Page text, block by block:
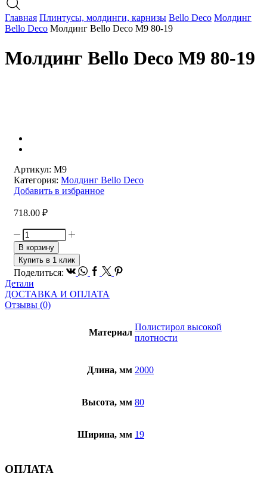
Главная Плинтусы, молдинги, карнизы Bello Deco Молдинг
Bello Deco Молдинг Bello Deco М9 80-19
Молдинг Bello Deco М9 80-19
Артикул: М9
Категория: Молдинг Bello Deco
Добавить в избранное
718.00 ₽
Количество
товара
Молдинг
Bello
Deco
М9
80-
19
В корзину
Купить в 1 клик
Поделиться: Vk Whatsapp
Facebook
TwitterPinterest
Детали
ДОСТАВКА И ОПЛАТА
Отзывы (0)
Материал
Полистирол высокой
плотности
Длина, мм 2000
Высота, мм 80
Ширина, мм 19
ОПЛАТА